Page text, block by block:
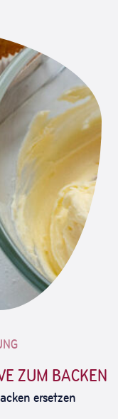
ZUM BACKEN
ersetzen